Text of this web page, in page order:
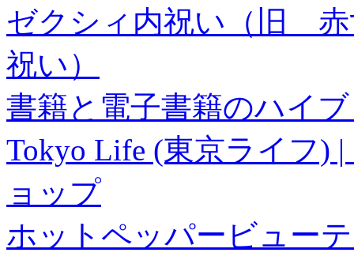
ゼクシィ内祝い（旧 赤
祝い）
書籍と電子書籍のハイ
Tokyo Life (東京ライフ)
ョップ
ホットペッパービュー